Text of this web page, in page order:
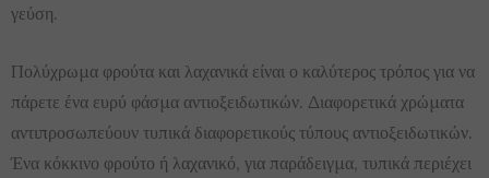
γεύση.
Πολύχρωμα φρούτα και λαχανικά είναι ο καλύτερος τρόπος για να
πάρετε ένα ευρύ φάσμα αντιοξειδωτικών. Διαφορετικά χρώματα
αντιπροσωπεύουν τυπικά διαφορετικούς τύπους αντιοξειδωτικών.
Ένα κόκκινο φρούτο ή λαχανικό, για παράδειγμα, τυπικά περιέχει